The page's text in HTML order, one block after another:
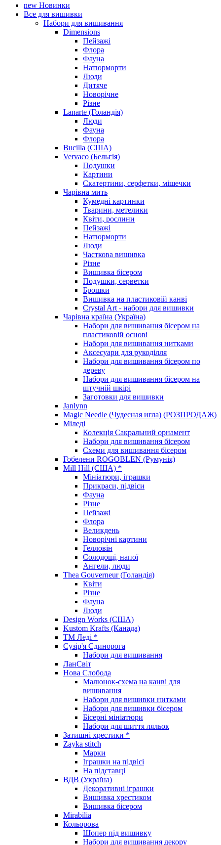
new Новинки
Все для вишивки
Набори для вишивання
Dimensions
Пейзажі
Флора
Фауна
Натюрморти
Люди
Дитяче
Новорічне
Різне
Lanarte (Голандія)
Люди
Фауна
Флора
Bucilla (США)
Vervaco (Бельгія)
Подушки
Картини
Скатертини, серфетки, мішечки
Чарiвна мить
Кумедні картинки
Тварини, метелики
Квіти, рослини
Пейзажі
Натюрморти
Люди
Часткова вишивка
Різне
Вишивка бісером
Подушки, серветки
Брошки
Вишивка на пластиковій канві
Crystal Art - набори для вишивки
Чарівна країна (Україна)
Набори для вишивання бісером на
пластиковій основі
Набори для вишивання нитками
Аксесуари для рукоділля
Набори для вишивання бісером по
дереву
Набори для вишивання бісером на
штучній шкірі
Заготовки для вишивки
Janlynn
Magic Needle (Чудесная игла) (РОЗПРОДАЖ)
Міледі
Колекція Сакральний орнамент
Набори для вишивання бісером
Схеми для вишивання бісером
Гобелени ROGOBLEN (Румунія)
Mill Hill (США) *
Мініатюри, іграшки
Прикраси, підвіси
Фауна
Різне
Пейзажі
Флора
Великдень
Новорічні картини
Гелловін
Солодощі, напої
Ангели, люди
Thea Gouverneur (Голандія)
Квіти
Різне
Фауна
Люди
Design Works (США)
Kustom Krafts (Канада)
ТМ Леді *
Сузір'я Єдинорога
Набори для вишивання
ЛанСвіт
Нова Слобода
Малюнок-схема на канві для
вишивання
Набори для вишивки нитками
Набори для вишивки бісером
Бісерні мініатюри
Набори для шиття ляльок
Затишні хрестики *
Zayka stitch
Марки
Іграшки на підвісі
На підставці
ВДВ (Україна)
Декоративні іграшки
Вишивка хрестиком
Вишивка бісером
Mirabilia
Кольорова
Шопер під вишивку
Набори для вишивання декору